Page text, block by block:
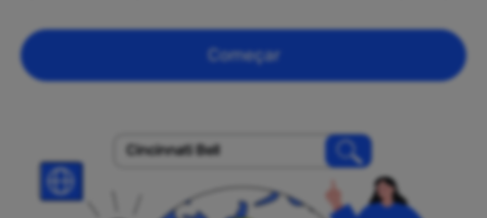
Começar
Cincinnati Bell